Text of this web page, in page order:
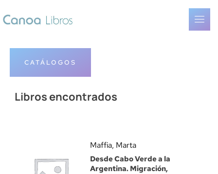
CATÁLOGOS
Libros encontrados
Maffia, Marta
Desde Cabo Verde a la
Argentina. Migración,